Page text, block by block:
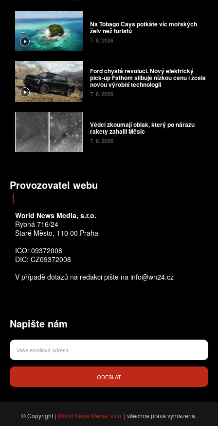
Na Tobago Cays potkáte víc mořských
želv než turistů
7. 8. 2026
Ford chystá revoluci. Nový elektrický
pick-up Fathom slibuje nízkou cenu i zcela
novou výrobní technologii
7. 8. 2026
Vědci zkoumají oblak, který po nárazu
rakety zahalil Měsíc
7. 8. 2026
Provozovatel webu
World News Media, s.r.o.
Rybná 716/24
Staré Město, 110 00 Praha
IČO: 09372008
DIČ: CZ09372008
V případě dotazů na redakci pište na info@wn24.cz
Napište nám
ODESLAT
© Copyright | World News Media, s.r.o. | všechna práva vyhrazena.